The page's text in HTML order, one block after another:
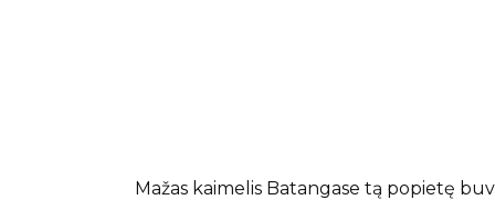
Mažas kaimelis Batangase tą popietę